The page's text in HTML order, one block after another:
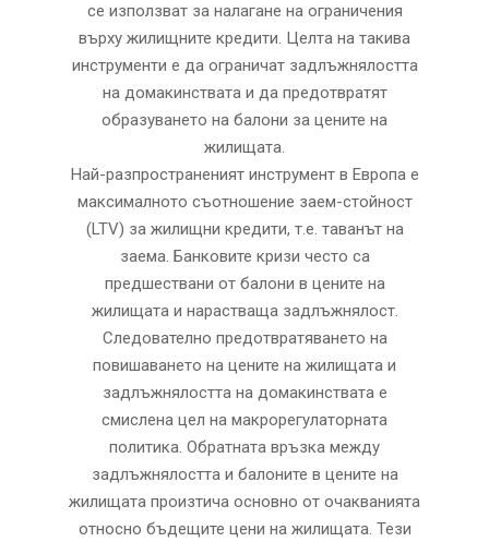
се използват за налагане на ограничения
върху жилищните кредити. Целта на такива
инструменти е да ограничат задлъжнялостта
на домакинствата и да предотвратят
образуването на балони за цените на
жилищата.
Най-разпространеният инструмент в Европа е
максималното съотношение заем-стойност
(LTV) за жилищни кредити, т.е. таванът на
заема. Банковите кризи често са
предшествани от балони в цените на
жилищата и нарастваща задлъжнялост.
Следователно предотвратяването на
повишаването на цените на жилищата и
задлъжнялостта на домакинствата е
смислена цел на макрорегулаторната
политика. Обратната връзка между
задлъжнялостта и балоните в цените на
жилищата произтича основно от очакванията
относно бъдещите цени на жилищата. Тези